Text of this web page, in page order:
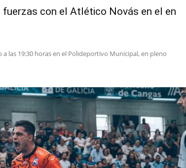
fuerzas con el Atlético Novás en el en
las 19:30 horas en el Polideportivo Municipal, en pleno